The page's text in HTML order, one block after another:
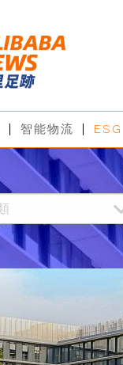
智能物流 ESG